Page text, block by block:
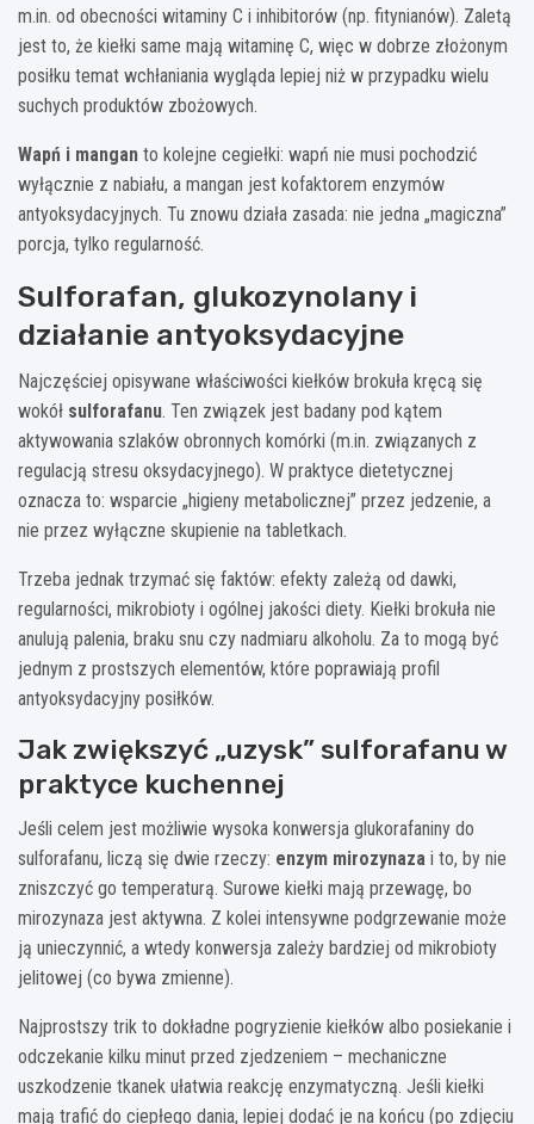
m.in. od obecności witaminy C i inhibitorów (np. fitynianów). Zaletą
jest to, że kiełki same mają witaminę C, więc w dobrze złożonym
posiłku temat wchłaniania wygląda lepiej niż w przypadku wielu
suchych produktów zbożowych.
Wapń i mangan to kolejne cegiełki: wapń nie musi pochodzić
wyłącznie z nabiału, a mangan jest kofaktorem enzymów
antyoksydacyjnych. Tu znowu działa zasada: nie jedna „magiczna”
porcja, tylko regularność.
Sulforafan, glukozynolany i
działanie antyoksydacyjne
Najczęściej opisywane właściwości kiełków brokuła kręcą się
wokół sulforafanu. Ten związek jest badany pod kątem
aktywowania szlaków obronnych komórki (m.in. związanych z
regulacją stresu oksydacyjnego). W praktyce dietetycznej
oznacza to: wsparcie „higieny metabolicznej” przez jedzenie, a
nie przez wyłączne skupienie na tabletkach.
Trzeba jednak trzymać się faktów: efekty zależą od dawki,
regularności, mikrobioty i ogólnej jakości diety. Kiełki brokuła nie
anulują palenia, braku snu czy nadmiaru alkoholu. Za to mogą być
jednym z prostszych elementów, które poprawiają profil
antyoksydacyjny posiłków.
Jak zwiększyć „uzysk” sulforafanu w
praktyce kuchennej
Jeśli celem jest możliwie wysoka konwersja glukorafaniny do
sulforafanu, liczą się dwie rzeczy: enzym mirozynaza i to, by nie
zniszczyć go temperaturą. Surowe kiełki mają przewagę, bo
mirozynaza jest aktywna. Z kolei intensywne podgrzewanie może
ją unieczynnić, a wtedy konwersja zależy bardziej od mikrobioty
jelitowej (co bywa zmienne).
Najprostszy trik to dokładne pogryzienie kiełków albo posiekanie i
odczekanie kilku minut przed zjedzeniem – mechaniczne
uszkodzenie tkanek ułatwia reakcję enzymatyczną. Jeśli kiełki
mają trafić do ciepłego dania, lepiej dodać je na końcu (po zdjęciu